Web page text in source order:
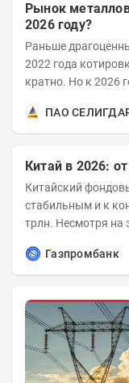
Рынок
2026 году?
Раньше
2022 года
кратно. Но к 2026
ПАО
Китай в 2026:
Китайский
стабильным и к
трлн. Несмотря на
Газпромбанк